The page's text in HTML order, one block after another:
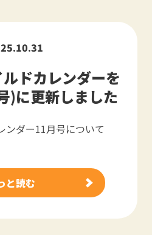
ドカレンダーを
)に更新しました
ンダー11月号について
と読む